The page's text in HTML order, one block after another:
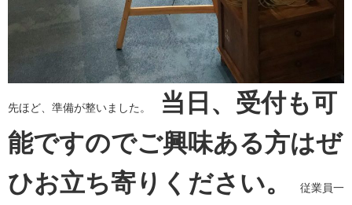
先ほど、準備が整いました。
当日、受付も可
能ですのでご興味ある方はぜ
ひお立ち寄りください。
従業員一